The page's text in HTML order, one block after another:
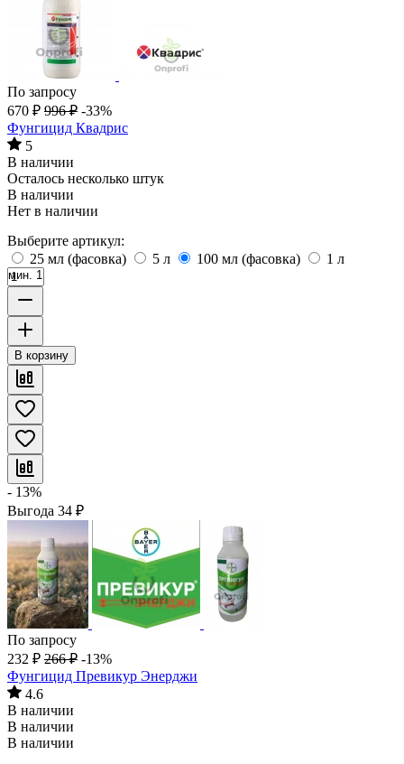
По запросу
670 ₽ 996 ₽ -33%
Фунгицид Квадрис
5
В наличии
Осталось несколько штук
В наличии
Нет в наличии
Выберите артикул:
25 мл (фасовка)
5 л 100 мл (фасовка) 1 л
мин. 1
В корзину
- 13%
Выгода 34 ₽
По запросу
232 ₽ 266 ₽ -13%
Фунгицид Превикур Энерджи
4.6
В наличии
В наличии
В наличии